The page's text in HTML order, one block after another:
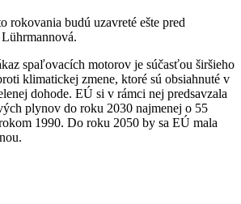
rokovania budú uzavreté ešte pred
spaľovacích motorov je súčasťou širšieho
klimatickej zmene, ktoré sú obsiahnuté v
dohode. EÚ si v rámci nej predsavzala
plynov do roku 2030 najmenej o 55
1990. Do roku 2050 by sa EÚ mala